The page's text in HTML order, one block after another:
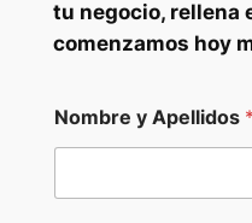
tu negocio, rellena
comenzamos hoy
Nombre y Apellidos *